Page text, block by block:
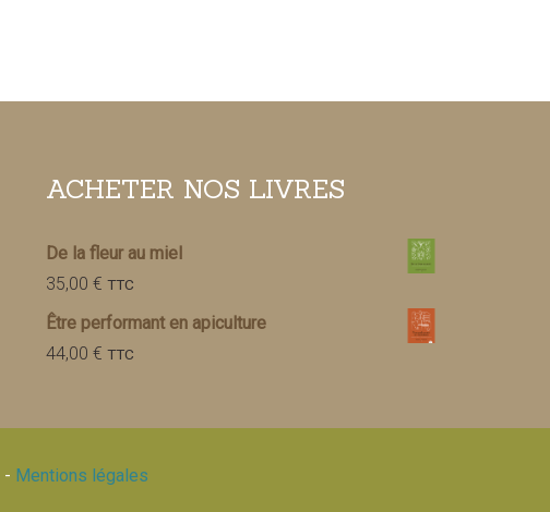
ACHETER NOS LIVRES
De la fleur au miel
35,00 € TTC
Être performant en apiculture
44,00 € TTC
- Mentions légales